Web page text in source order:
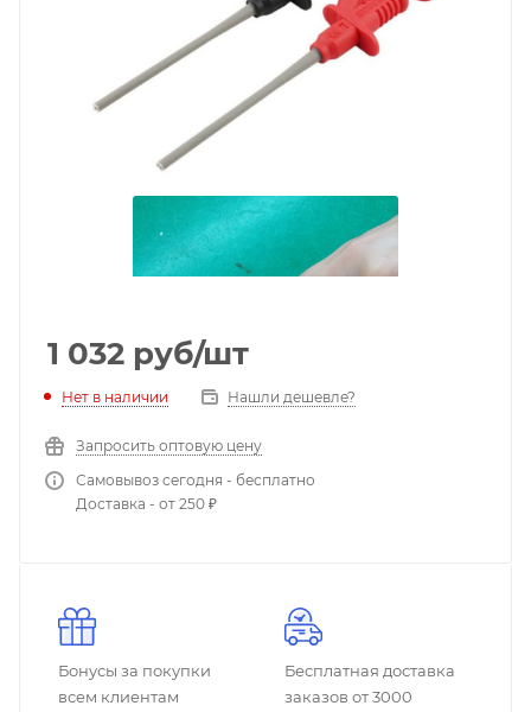
1 032 руб/шт
Нет в наличии Нашли дешевле?
Запросить оптовую цену
Самовывоз сегодня - бесплатно
Доставка - от 250 ₽
Бонусы за покупки
всем клиентам
Бесплатная доставка
заказов от 3000